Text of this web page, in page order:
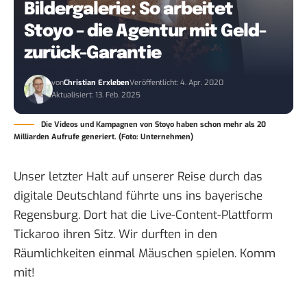
Bildergalerie: So arbeitet
Stoyo – die Agentur mit Geld-
zurück-Garantie
vonChristian ErxlebenVeröffentlicht: 4. Apr. 2020
Aktualisiert: 13. Feb. 2025
Die Videos und Kampagnen von Stoyo haben schon mehr als 20
Milliarden Aufrufe generiert. (Foto: Unternehmen)
Unser letzter Halt auf unserer Reise durch das
digitale Deutschland führte uns ins bayerische
Regensburg. Dort hat die Live-Content-Plattform
Tickaroo ihren Sitz. Wir durften in den
Räumlichkeiten einmal Mäuschen spielen. Komm
mit!